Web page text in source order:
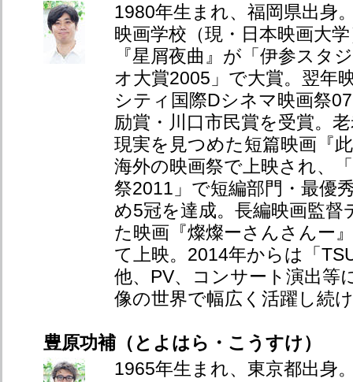
1980年生まれ、福岡県出身
映画学校（現・日本映画大
『星屑夜曲』が「伊参スタ
オ大賞2005」で大賞。翌年
シティ国際Dシネマ映画祭
励賞・川口市民賞を受賞。
現実を見つめた短篇映画『
海外の映画祭で上映され、
祭2011」で短編部門・最優
め5冠を達成。長編映画監督
た映画『燦燦ーさんさんー
て上映。2014年からは「
他、PV、コンサート演出等
像の世界で幅広く活躍し続
豊原功補（とよはら・こうすけ）
1965年生まれ、東京都出身